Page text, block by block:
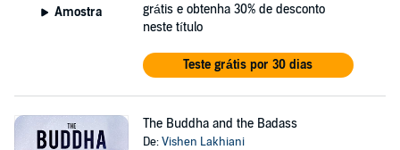
Amostra
grátis e obtenha 30% de desconto
neste título
Teste grátis por 30 dias
The Buddha and the Badass
De:Vishen Lakhiani